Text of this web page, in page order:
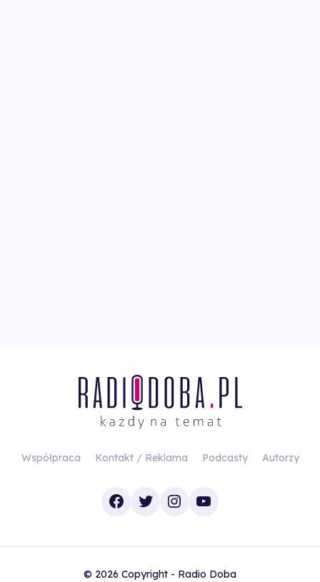
Współpraca Kontakt / Reklama Podcasty Autorzy
Facebook
TwitterInstagram
YouTube
© 2026 Copyright - Radio Doba